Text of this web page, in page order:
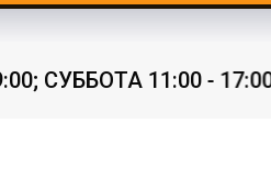
СУББОТА 11:00 - 17:00